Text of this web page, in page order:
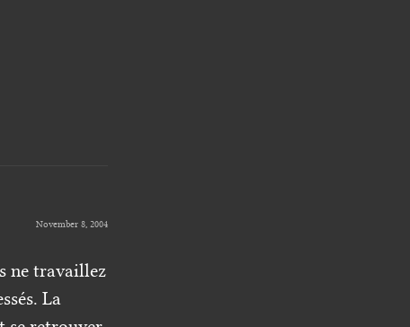
November 8, 2004
ne travaillez
La